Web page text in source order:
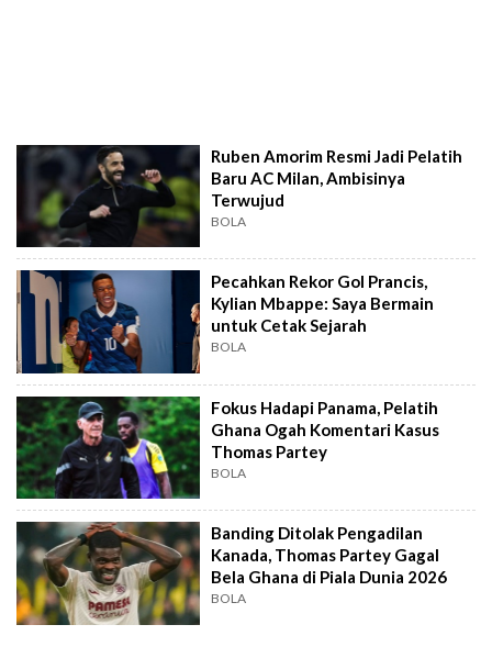
Ruben Amorim Resmi Jadi Pelatih
Baru AC Milan, Ambisinya
Terwujud
BOLA
Pecahkan Rekor Gol Prancis,
Kylian Mbappe: Saya Bermain
untuk Cetak Sejarah
BOLA
Fokus Hadapi Panama, Pelatih
Ghana Ogah Komentari Kasus
Thomas Partey
BOLA
Banding Ditolak Pengadilan
Kanada, Thomas Partey Gagal
Bela Ghana di Piala Dunia 2026
BOLA